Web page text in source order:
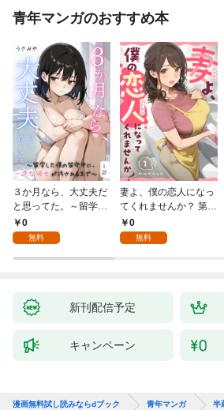
青年マンガのおすすめ本
３か月なら、大丈夫だ
と思ってた。～留学し
た僕の留守中に、一途
な彼女が汚されるまで
0
無料
妻よ、僕の恋人になっ
てくれませんか？ 第1
話0
無料
新刊配信予定
キャンペーン
漫画無料試し読みならdブック 青年マンガ 半